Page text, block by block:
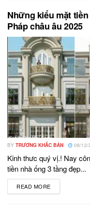
Những kiểu mặt
Pháp châu âu 2025
BY TRƯƠNG KHẮC BẢN 08/12/
Kinh thưc quý vị.! Nay
tiền nhà ống 3 tầng đẹp...
READ MORE